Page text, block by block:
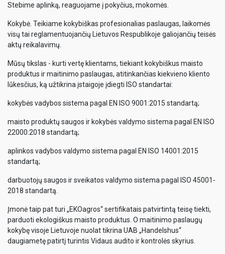
Stebime aplinką, reaguojame į pokyčius, mokomės.
Kokybė. Teikiame kokybiškas profesionalias paslaugas, laikomės
visų tai reglamentuojančių Lietuvos Respublikoje galiojančių teisės
aktų reikalavimų.
Mūsų tikslas - kurti vertę klientams, tiekiant kokybiškus maisto
produktus ir maitinimo paslaugas, atitinkančias kiekvieno kliento
lūkesčius, ką užtikrina įstaigoje įdiegti ISO standartai:
kokybės vadybos sistema pagal EN ISO 9001:2015 standartą;
maisto produktų saugos ir kokybės valdymo sistema pagal EN ISO
22000:2018 standartą;
aplinkos vadybos valdymo sistema pagal EN ISO 14001:2015
standartą;
darbuotojų saugos ir sveikatos valdymo sistema pagal ISO 45001-
2018 standartą.
Įmonė taip pat turi „EKOagros“ sertifikatais patvirtintą teisę tiekti,
parduoti ekologiškus maisto produktus. O maitinimo paslaugų
kokybę visoje Lietuvoje nuolat tikrina UAB „Handelshus“
daugiametę patirtį turintis Vidaus audito ir kontrolės skyrius.